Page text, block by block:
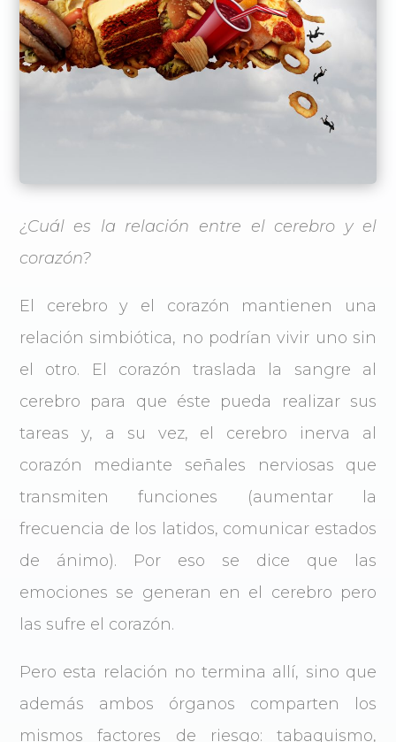
¿Cuál es la relación entre el cerebro y el
corazón?
El cerebro y el corazón mantienen una
relación simbiótica, no podrían vivir uno sin
el otro. El corazón traslada la sangre al
cerebro para que éste pueda realizar sus
tareas y, a su vez, el cerebro inerva al
corazón mediante señales nerviosas que
transmiten funciones (aumentar la
frecuencia de los latidos, comunicar estados
de ánimo). Por eso se dice que las
emociones se generan en el cerebro pero
las sufre el corazón.
Pero esta relación no termina allí, sino que
además ambos órganos comparten los
mismos factores de riesgo: tabaquismo,